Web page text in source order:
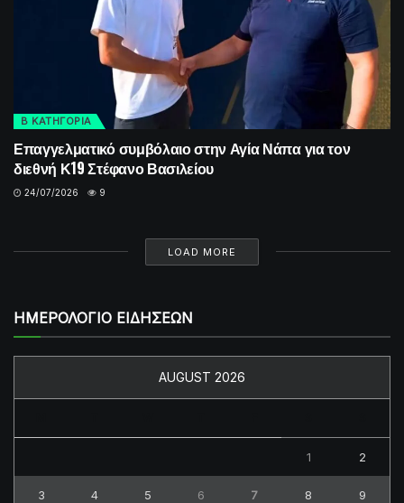
Β ΚΑΤΗΓΟΡΙΑ
Επαγγελματικό συμβόλαιο στην Αγία Νάπα για τον
διεθνή Κ19 Στέφανο Βασιλείου
24/07/2026 9
LOAD MORE
ΗΜΕΡΟΛΟΓΙΟ ΕΙΔΗΣΕΩΝ
AUGUST 2026
1 2
3 4 5 6 7 8 9